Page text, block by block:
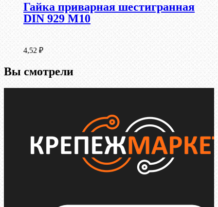
Гайка приварная шестигранная
DIN 929 М10
4,52 ₽
Вы смотрели